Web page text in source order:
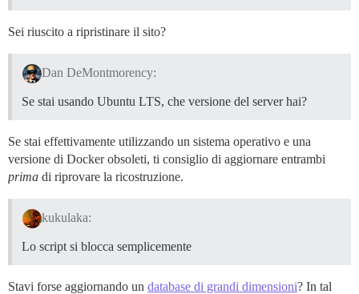
Sei riuscito a ripristinare il sito?
Dan DeMontmorency:
Se stai usando Ubuntu LTS, che versione del server hai?
Se stai effettivamente utilizzando un sistema operativo e una
versione di Docker obsoleti, ti consiglio di aggiornare entrambi
prima di riprovare la ricostruzione.
kukulaka:
Lo script si blocca semplicemente
Stavi forse aggiornando un database di grandi dimensioni? In tal